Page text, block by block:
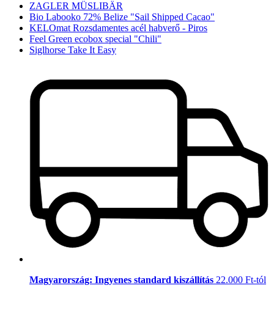
ZAGLER MÜSLIBÄR
Bio Labooko 72% Belize "Sail Shipped Cacao"
KELOmat Rozsdamentes acél habverő - Piros
Feel Green ecobox special "Chili"
Siglhorse Take It Easy
Magyarország: Ingyenes standard kiszállítás 22.000 Ft-tól